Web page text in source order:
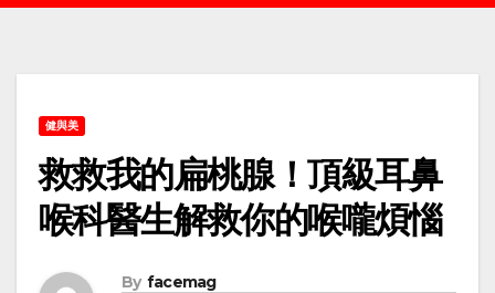
健與美
救救我的扁桃腺！頂級耳鼻
喉科醫生解救你的喉嚨煩惱
By facemag